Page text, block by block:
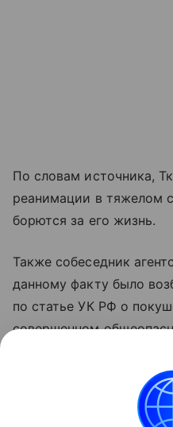
По словам источника,
реанимации в тяжелом
борются за его жизнь.
Также собеседник
данному факту было
по статье УК РФ о
совершенном
Компания